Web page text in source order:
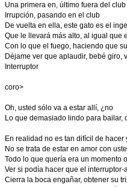
Una primera en, último fuera del club
Irrupción, pasando en el club
De vuelta en ella, este gato es el
Que le llevará más alto, al igual que
Con lo que el fuego, haciendo que
Déjame ver que aplaudir, bebé giro,
Interruptor
coro>
Oh, usted sólo va a estar allí, ¿no
Lo que demasiado lindo para bailar,
En realidad no es tan difícil de hacer
No se trata de estar en amor con
Todo lo que quería era un momento
Ver si podía hacer que el interruptor-
Cierra la boca engañar, obtener su